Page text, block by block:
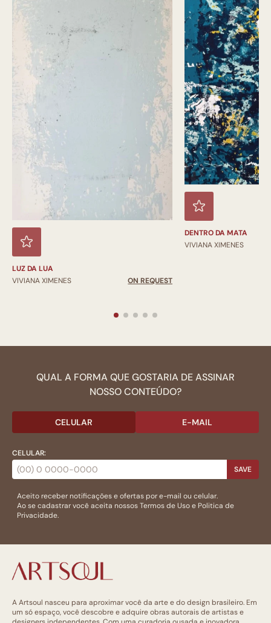
LUZ DA LUA
VIVIANA XIMENES
ON REQUEST
DENTRO DA MATA
VIVIANA XIMENES
QUAL A FORMA QUE GOSTARIA DE ASSINAR
NOSSO CONTEÚDO?
CELULAR E-MAIL
CELULAR:
SAVE
Aceito receber notificações e ofertas por e-mail ou celular.
Ao se cadastrar você aceita nossosTermos de Usoe Politica de
Privacidade.
A Artsoul nasceu para aproximar você da arte e do design brasileiro. Em
um só espaço, você descobre e adquire obras autorais de artistas e